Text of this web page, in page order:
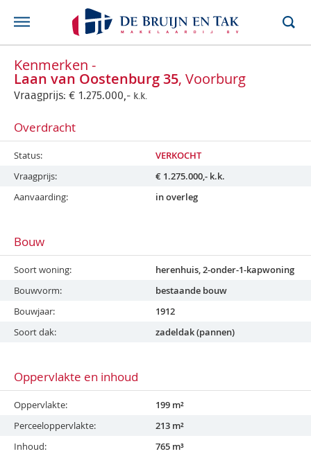
Kenmerken -
Laan van Oostenburg 35, Voorburg
Vraagprijs: € 1.275.000,- k.k.
Overdracht
Status
VERKOCHT
Vraagprijs
€ 1.275.000,- k.k.
Aanvaarding
in overleg
Bouw
Soort woning
herenhuis, 2-onder-1-kapwoning
Bouwvorm
bestaande bouw
Bouwjaar
1912
Soort dak
zadeldak (pannen)
Oppervlakte en inhoud
Oppervlakte
199 m²
Perceeloppervlakte
213 m²
Inhoud
765 m³